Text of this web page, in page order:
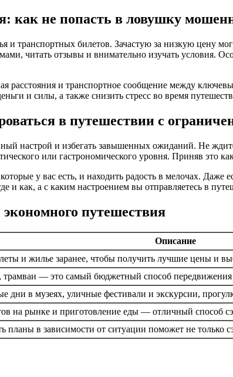
как не попасть в ловушку
транспортных билетов. Зачастую за низкую цену
читать отзывы и внимательно изучать условия.
расстояния и транспортное сообщение между
и силы, а также снизить стресс во время
в путешествии с
настрой и избегать завышенных ожиданий. Не
или гастрономического уровня. Приняв это
у вас есть, и находить радость в мелочах.
как, а с каким настроением вы отправляетесь в
путешествия
Описание
и жилье заранее, чтобы получить лучшие цены и
трамваи — это самый бюджетный способ передвижения
дни в музеях, уличные фестивали и экскурсии,
на рынке и приготовление еды — отличный способ
планы в зависимости от ситуации поможет не только